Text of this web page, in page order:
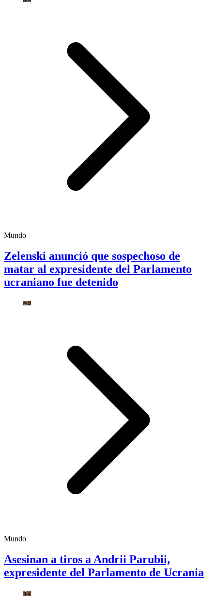
Mundo
Zelenski anunció que sospechoso de
matar al expresidente del Parlamento
ucraniano fue detenido
Mundo
Asesinan a tiros a Andrii Parubii,
expresidente del Parlamento de Ucrania